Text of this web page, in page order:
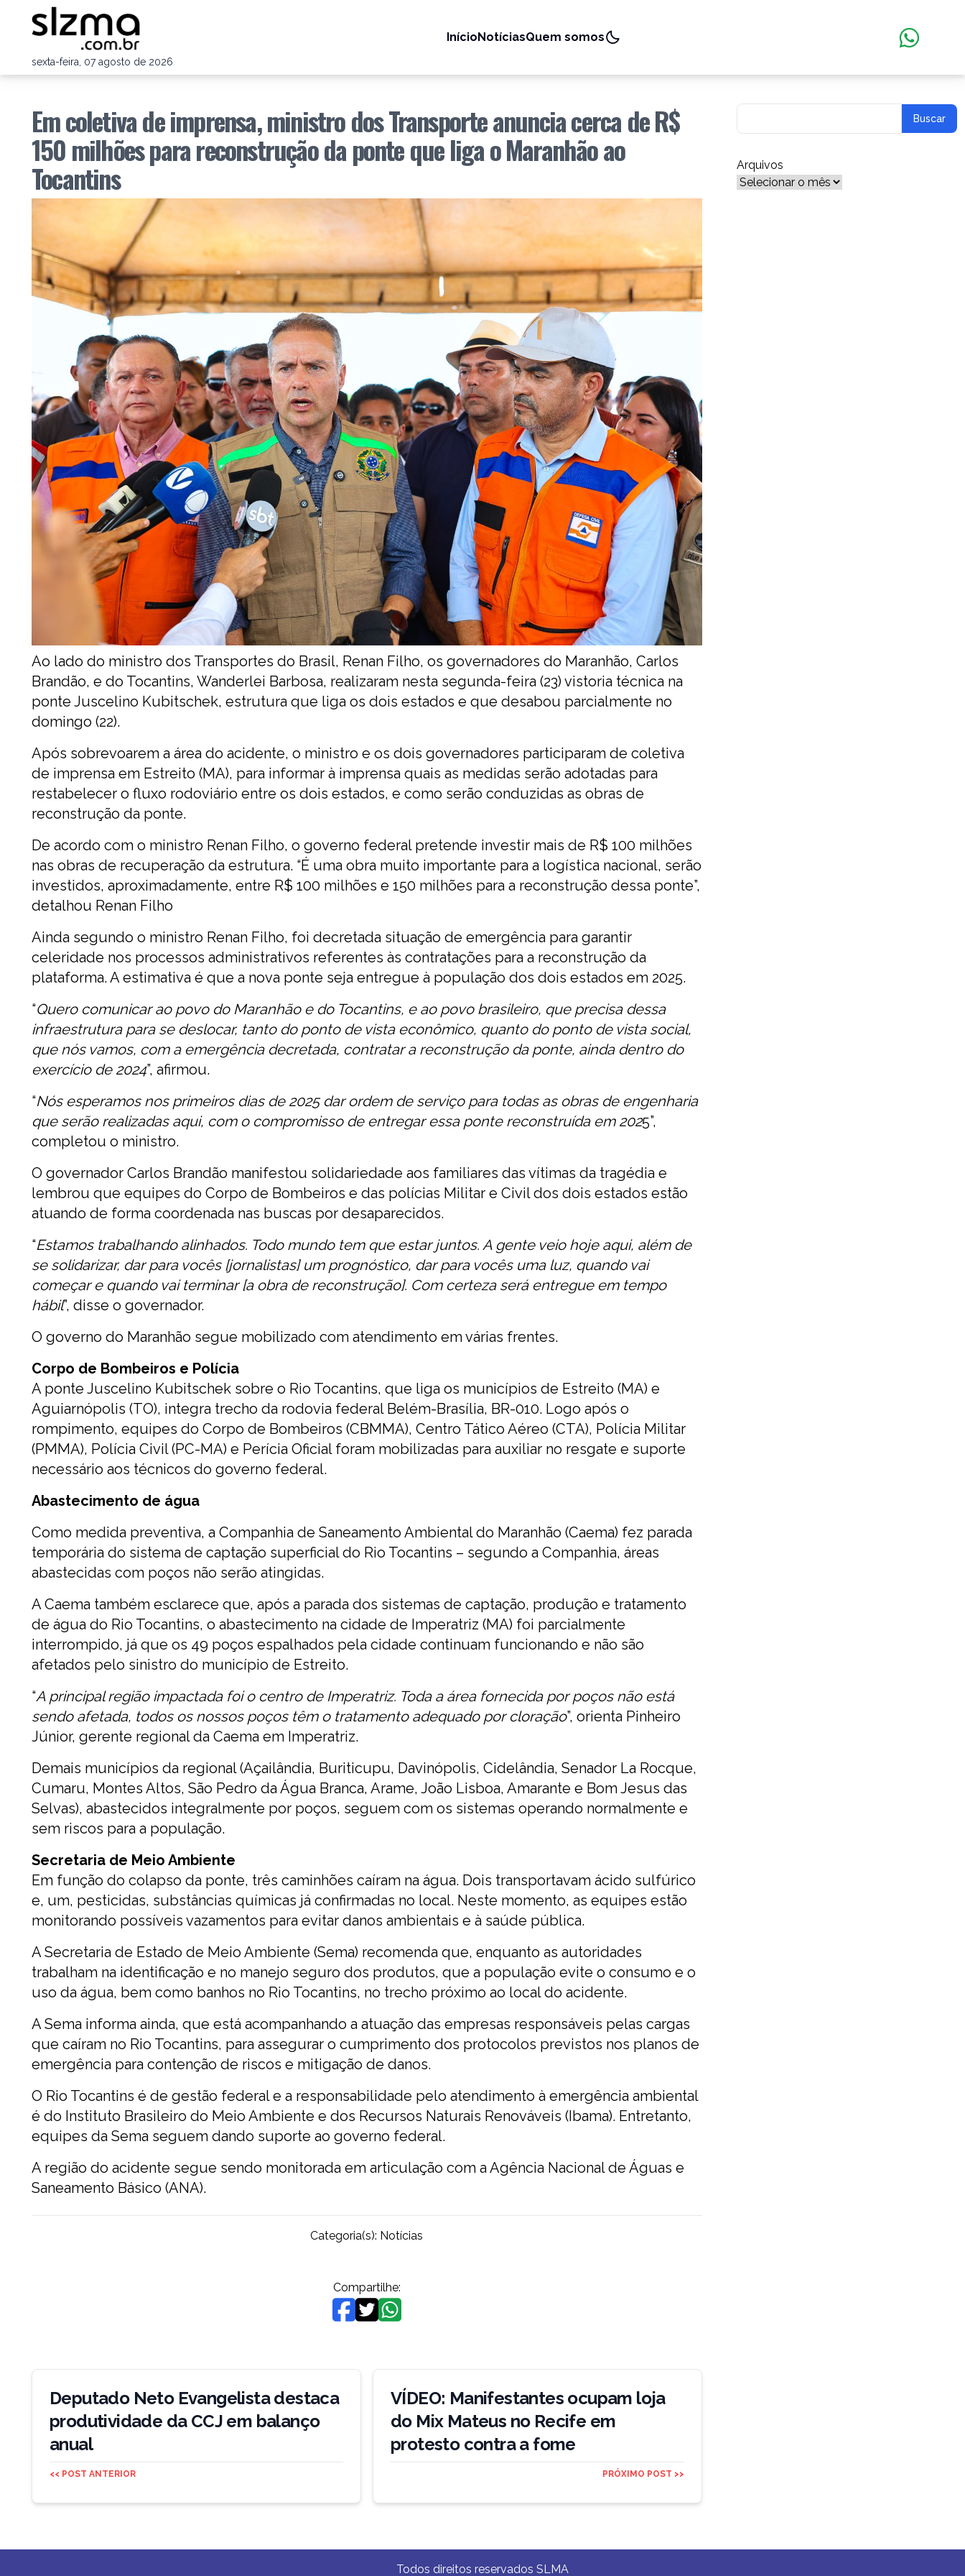
sexta-feira, 07 agosto de 2026
InícioNotíciasQuem somos
Em coletiva de imprensa, ministro dos Transporte anuncia cerca de R$
150 milhões para reconstrução da ponte que liga o Maranhão ao
Tocantins
Ao lado do ministro dos Transportes do Brasil, Renan Filho, os governadores do Maranhão, Carlos
Brandão, e do Tocantins, Wanderlei Barbosa, realizaram nesta segunda-feira (23) vistoria técnica na
ponte Juscelino Kubitschek, estrutura que liga os dois estados e que desabou parcialmente no
domingo (22).
Após sobrevoarem a área do acidente, o ministro e os dois governadores participaram de coletiva
de imprensa em Estreito (MA), para informar à imprensa quais as medidas serão adotadas para
restabelecer o fluxo rodoviário entre os dois estados, e como serão conduzidas as obras de
reconstrução da ponte.
De acordo com o ministro Renan Filho, o governo federal pretende investir mais de R$ 100 milhões
nas obras de recuperação da estrutura. “É uma obra muito importante para a logística nacional, serão
investidos, aproximadamente, entre R$ 100 milhões e 150 milhões para a reconstrução dessa ponte”,
detalhou Renan Filho
Ainda segundo o ministro Renan Filho, foi decretada situação de emergência para garantir
celeridade nos processos administrativos referentes às contratações para a reconstrução da
plataforma. A estimativa é que a nova ponte seja entregue à população dos dois estados em 2025.
“Quero comunicar ao povo do Maranhão e do Tocantins, e ao povo brasileiro, que precisa dessa
infraestrutura para se deslocar, tanto do ponto de vista econômico, quanto do ponto de vista social,
que nós vamos, com a emergência decretada, contratar a reconstrução da ponte, ainda dentro do
exercício de 2024”, afirmou.
“Nós esperamos nos primeiros dias de 2025 dar ordem de serviço para todas as obras de engenharia
que serão realizadas aqui, com o compromisso de entregar essa ponte reconstruída em 2025”,
completou o ministro.
O governador Carlos Brandão manifestou solidariedade aos familiares das vítimas da tragédia e
lembrou que equipes do Corpo de Bombeiros e das polícias Militar e Civil dos dois estados estão
atuando de forma coordenada nas buscas por desaparecidos.
“Estamos trabalhando alinhados. Todo mundo tem que estar juntos. A gente veio hoje aqui, além de
se solidarizar, dar para vocês [jornalistas] um prognóstico, dar para vocês uma luz, quando vai
começar e quando vai terminar [a obra de reconstrução]. Com certeza será entregue em tempo
hábil”, disse o governador.
O governo do Maranhão segue mobilizado com atendimento em várias frentes.
Corpo de Bombeiros e Polícia
A ponte Juscelino Kubitschek sobre o Rio Tocantins, que liga os municípios de Estreito (MA) e
Aguiarnópolis (TO), integra trecho da rodovia federal Belém-Brasília, BR-010. Logo após o
rompimento, equipes do Corpo de Bombeiros (CBMMA), Centro Tático Aéreo (CTA), Polícia Militar
(PMMA), Polícia Civil (PC-MA) e Perícia Oficial foram mobilizadas para auxiliar no resgate e suporte
necessário aos técnicos do governo federal.
Abastecimento de água
Como medida preventiva, a Companhia de Saneamento Ambiental do Maranhão (Caema) fez parada
temporária do sistema de captação superficial do Rio Tocantins – segundo a Companhia, áreas
abastecidas com poços não serão atingidas.
A Caema também esclarece que, após a parada dos sistemas de captação, produção e tratamento
de água do Rio Tocantins, o abastecimento na cidade de Imperatriz (MA) foi parcialmente
interrompido, já que os 49 poços espalhados pela cidade continuam funcionando e não são
afetados pelo sinistro do município de Estreito.
“A principal região impactada foi o centro de Imperatriz. Toda a área fornecida por poços não está
sendo afetada, todos os nossos poços têm o tratamento adequado por cloração”, orienta Pinheiro
Júnior, gerente regional da Caema em Imperatriz.
Demais municípios da regional (Açailândia, Buriticupu, Davinópolis, Cidelândia, Senador La Rocque,
Cumaru, Montes Altos, São Pedro da Água Branca, Arame, João Lisboa, Amarante e Bom Jesus das
Selvas), abastecidos integralmente por poços, seguem com os sistemas operando normalmente e
sem riscos para a população.
Secretaria de Meio Ambiente
Em função do colapso da ponte, três caminhões caíram na água. Dois transportavam ácido sulfúrico
e, um, pesticidas, substâncias químicas já confirmadas no local. Neste momento, as equipes estão
monitorando possíveis vazamentos para evitar danos ambientais e à saúde pública.
A Secretaria de Estado de Meio Ambiente (Sema) recomenda que, enquanto as autoridades
trabalham na identificação e no manejo seguro dos produtos, que a população evite o consumo e o
uso da água, bem como banhos no Rio Tocantins, no trecho próximo ao local do acidente.
A Sema informa ainda, que está acompanhando a atuação das empresas responsáveis pelas cargas
que caíram no Rio Tocantins, para assegurar o cumprimento dos protocolos previstos nos planos de
emergência para contenção de riscos e mitigação de danos.
O Rio Tocantins é de gestão federal e a responsabilidade pelo atendimento à emergência ambiental
é do Instituto Brasileiro do Meio Ambiente e dos Recursos Naturais Renováveis (Ibama). Entretanto,
equipes da Sema seguem dando suporte ao governo federal.
A região do acidente segue sendo monitorada em articulação com a Agência Nacional de Águas e
Saneamento Básico (ANA).
Categoria(s): Notícias
Compartilhe:
Navegação
Deputado Neto Evangelista destaca
produtividade da CCJ em balanço
anual
<< POST ANTERIOR
VÍDEO: Manifestantes ocupam loja
do Mix Mateus no Recife em
protesto contra a fome
PRÓXIMO POST >>
Arquivos
Arquivos
Todos direitos reservados SLMA